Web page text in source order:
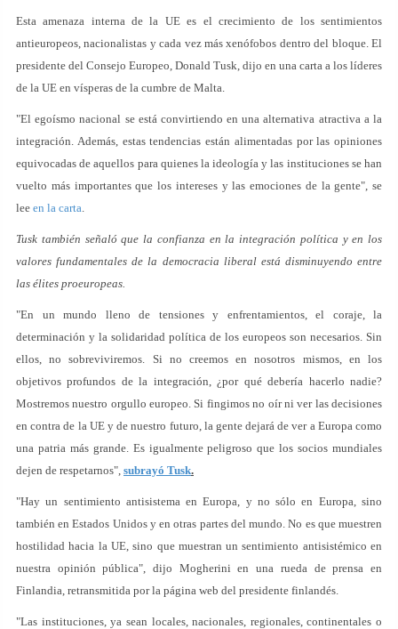
Esta amenaza interna de la UE es el crecimiento de los sentimientos
antieuropeos, nacionalistas y cada vez más xenófobos dentro del bloque. El
presidente del Consejo Europeo, Donald Tusk, dijo en una carta a los líderes
de la UE en vísperas de la cumbre de Malta.
"El egoísmo nacional se está convirtiendo en una alternativa atractiva a la
integración. Además, estas tendencias están alimentadas por las opiniones
equivocadas de aquellos para quienes la ideología y las instituciones se han
vuelto más importantes que los intereses y las emociones de la gente", se
lee en la carta.
Tusk también señaló que la confianza en la integración política y en los
valores fundamentales de la democracia liberal está disminuyendo entre
las élites proeuropeas.
"En un mundo lleno de tensiones y enfrentamientos, el coraje, la
determinación y la solidaridad política de los europeos son necesarios. Sin
ellos, no sobreviviremos. Si no creemos en nosotros mismos, en los
objetivos profundos de la integración, ¿por qué debería hacerlo nadie?
Mostremos nuestro orgullo europeo. Si fingimos no oír ni ver las decisiones
en contra de la UE y de nuestro futuro, la gente dejará de ver a Europa como
una patria más grande. Es igualmente peligroso que los socios mundiales
dejen de respetarnos", subrayó Tusk.
"Hay un sentimiento antisistema en Europa, y no sólo en Europa, sino
también en Estados Unidos y en otras partes del mundo. No es que muestren
hostilidad hacia la UE, sino que muestran un sentimiento antisistémico en
nuestra opinión pública", dijo Mogherini en una rueda de prensa en
Finlandia, retransmitida por la página web del presidente finlandés.
"Las instituciones, ya sean locales, nacionales, regionales, continentales o